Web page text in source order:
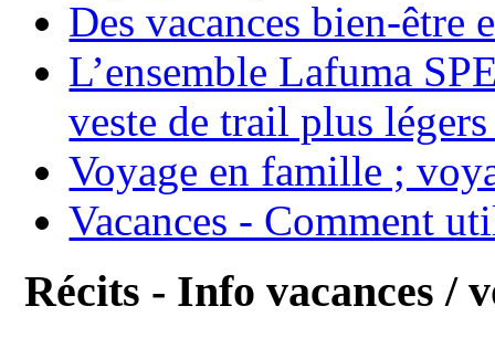
Des vacances bien-être
L’ensemble Lafuma
veste de trail plus
Voyage en famille ;
Vacances - Comment
Récits - Info vacances /